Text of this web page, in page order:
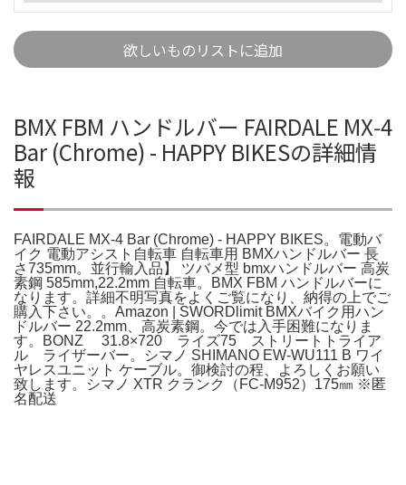
欲しいものリストに追加
BMX FBM ハンドルバー FAIRDALE MX‑4
Bar (Chrome) - HAPPY BIKESの詳細情
報
FAIRDALE MX‑4 Bar (Chrome) - HAPPY BIKES。電動バ
イク 電動アシスト自転車 自転車用 BMXハンドルバー 長
さ735mm。並行輸入品】 ツバメ型 bmxハンドルバー 高炭
素鋼 585mm,22.2mm 自転車。BMX FBM ハンドルバーに
なります。詳細不明写真をよくご覧になり、納得の上でご
購入下さい。。Amazon | SWORDlimit BMXバイク用ハン
ドルバー 22.2mm、高炭素鋼。今では入手困難になりま
す。BONZ 31.8×720 ライズ75 ストリートトライア
ル ライザーバー。シマノ SHIMANO EW-WU111 B ワイ
ヤレスユニット ケーブル。御検討の程、よろしくお願い
致します。シマノ XTR クランク（FC-M952）175㎜ ※匿
名配送